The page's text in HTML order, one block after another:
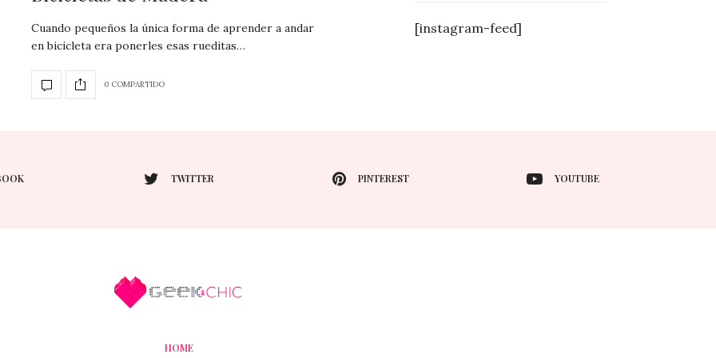
Cuando pequeños la única forma de aprender a andar
en bicicleta era ponerles esas rueditas…
0 COMPARTIDO
[instagram-feed]
TWITTER PINTEREST YOUTUBE
HOME